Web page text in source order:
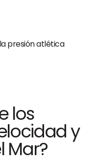
presión atlética
los
y
Mar?